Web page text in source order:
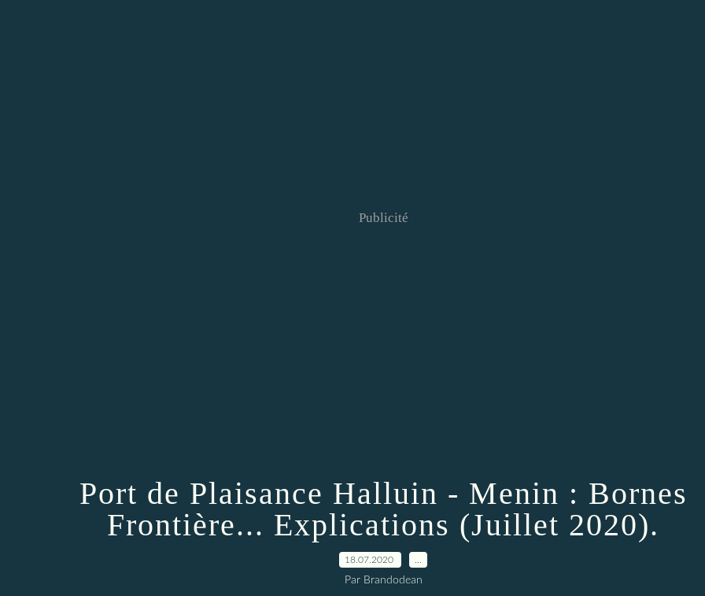
Publicité
Port de Plaisance Halluin - Menin : Bornes
Frontière... Explications (Juillet 2020).
18.07.2020
Par Brandodean